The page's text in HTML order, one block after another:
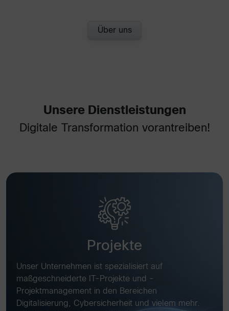
Über uns
Unsere Dienstleistungen
Digitale Transformation vorantreiben!
Projekte
Unser Unternehmen ist spezialisiert auf
maßgeschneiderte IT-Projekte und -
Projektmanagement in den Bereichen
Digitalisierung, Cybersicherheit und vielem mehr.